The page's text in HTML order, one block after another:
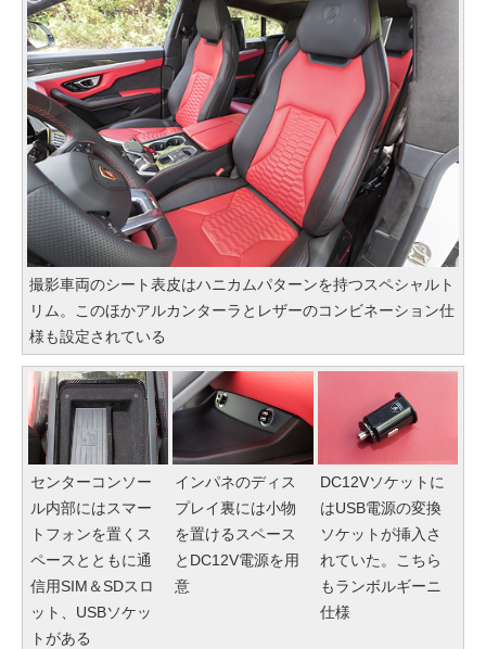
撮影車両のシート表皮はハニカムパターンを持つスペシャルト
リム。このほかアルカンターラとレザーのコンビネーション仕
様も設定されている
センターコンソー
ル内部にはスマー
トフォンを置くス
ペースとともに通
信用SIM＆SDスロ
ット、USBソケッ
トがある
インパネのディス
プレイ裏には小物
を置けるスペース
とDC12V電源を用
意
DC12Vソケットに
はUSB電源の変換
ソケットが挿入さ
れていた。こちら
もランボルギーニ
仕様